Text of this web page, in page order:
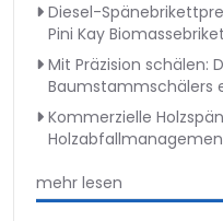
Diesel-
Pini Kay
Mit Präzision schälen:
Baumstammschälers
Kommerzielle
mehr lesen